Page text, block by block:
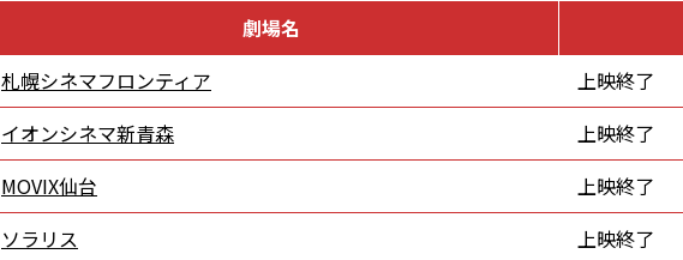
劇場名
札幌シネマフロンティア
上映終了
イオンシネマ新青森
上映終了
MOVIX仙台
上映終了
ソラリス 上映終了